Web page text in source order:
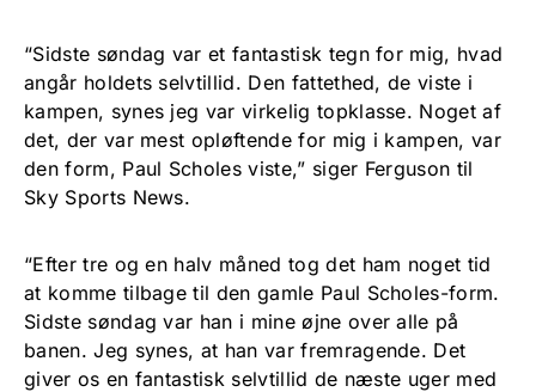
“Sidste søndag var et fantastisk tegn for mig, hvad
angår holdets selvtillid. Den fattethed, de viste i
kampen, synes jeg var virkelig topklasse. Noget af
det, der var mest opløftende for mig i kampen, var
den form, Paul Scholes viste,” siger Ferguson til
Sky Sports News.
“Efter tre og en halv måned tog det ham noget tid
at komme tilbage til den gamle Paul Scholes-form.
Sidste søndag var han i mine øjne over alle på
banen. Jeg synes, at han var fremragende. Det
giver os en fantastisk selvtillid de næste uger med